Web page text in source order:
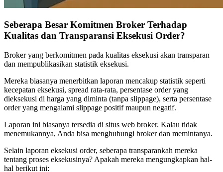
Seberapa Besar Komitmen Broker Terhadap
Kualitas dan Transparansi Eksekusi Order?
Broker yang berkomitmen pada kualitas eksekusi akan transparan
dan mempublikasikan statistik eksekusi.
Mereka biasanya menerbitkan laporan mencakup statistik seperti
kecepatan eksekusi, spread rata-rata, persentase order yang
dieksekusi di harga yang diminta (tanpa slippage), serta persentase
order yang mengalami slippage positif maupun negatif.
Laporan ini biasanya tersedia di situs web broker. Kalau tidak
menemukannya, Anda bisa menghubungi broker dan memintanya.
Selain laporan eksekusi order, seberapa transparankah mereka
tentang proses eksekusinya? Apakah mereka mengungkapkan hal-
hal berikut ini: